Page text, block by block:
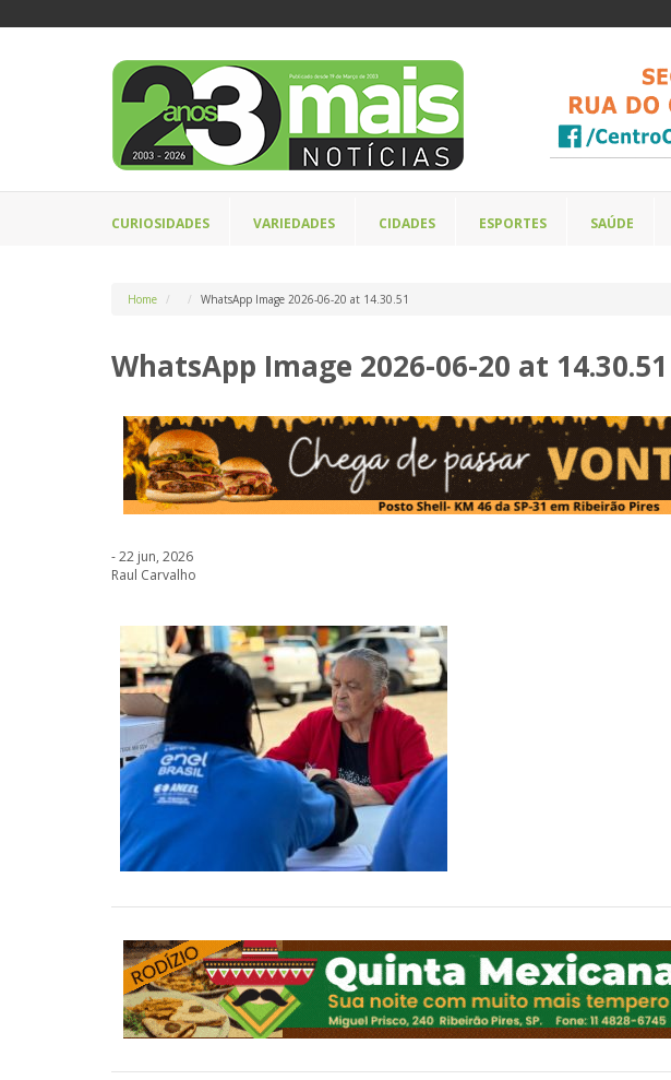
CURIOSIDADES VARIEDADES CIDADES ESPORTES SAÚDE
Home WhatsApp Image 2026-06-20 at 14.30.51
WhatsApp Image 2026-06-20 at 14.30.51
- 22 jun, 2026
Raul Carvalho